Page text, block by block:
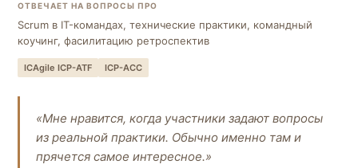
ОТВЕЧАЕТ НА ВОПРОСЫ ПРО
Scrum в IT-командах, технические практики, командный
коучинг, фасилитацию ретроспектив
ICAgile ICP-ATF ICP-ACC
«Мне нравится, когда участники задают вопросы
из реальной практики. Обычно именно там и
прячется самое интересное.»